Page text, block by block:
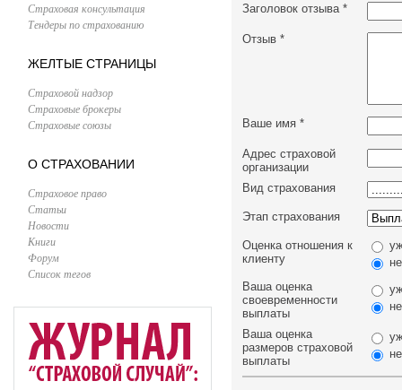
Страховая консультация
Тендеры по страхованию
ЖЕЛТЫЕ СТРАНИЦЫ
Страховой надзор
Страховые брокеры
Страховые союзы
О СТРАХОВАНИИ
Страховое право
Статьи
Новости
Книги
Форум
Список тегов
Заголовок отзыва *
Отзыв *
Ваше имя *
Адрес страховой
организации
Вид страхования
Этап страхования
Оценка отношения к
клиенту
Ваша оценка
своевременности
выплаты
Ваша оценка
размеров страховой
выплаты